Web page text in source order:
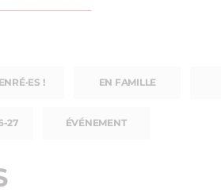
! EN FAMILLE
27 ÉVÉNEMENT